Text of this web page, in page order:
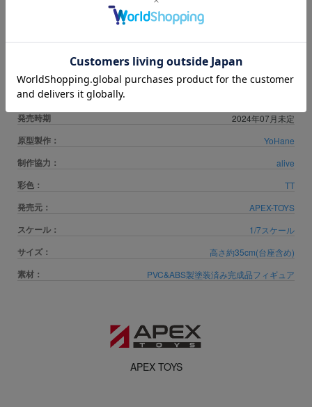
※ご注文確定後のキャンセルにおきましては、一切お受け致しかねますの
商品カテゴリ
JANコード
発売時期 2024年07月未定
原型製作： YoHane
制作協力： alive
彩色： TT
発売元： APEX-TOYS
スケール： 1/7スケール
サイズ： 高さ約35cm(台座含め)
素材： PVC&ABS製塗装済み完成品フィギュア
APEX TOYS